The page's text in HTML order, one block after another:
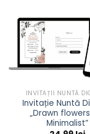
INVITAȚII NUNTĂ
Invitație Nuntă
„Drawn
Minimalist”